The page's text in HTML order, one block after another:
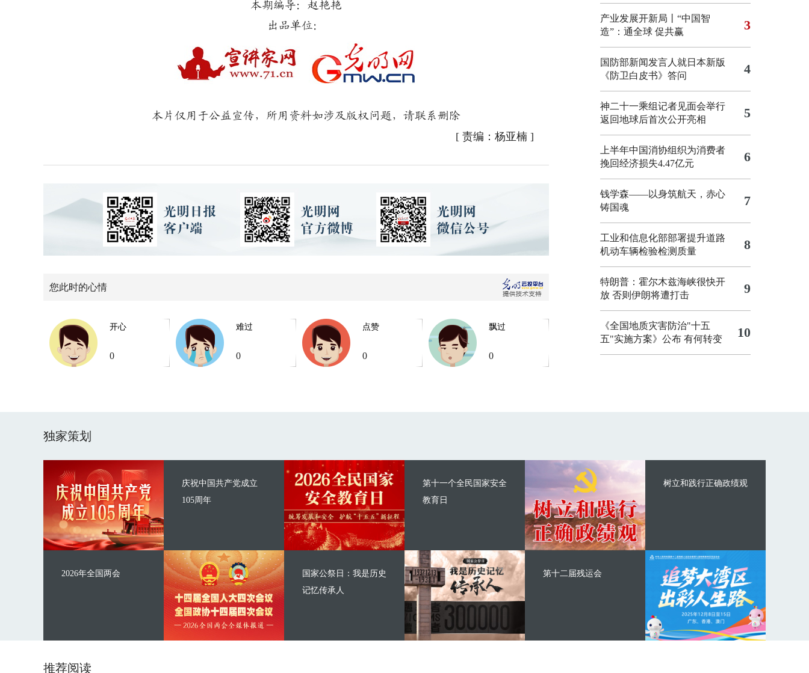
本期编导：赵艳艳
出品单位：
本片仅用于公益宣传，所用资料如涉及版权问题，请联系删除
[ 责编：杨亚楠 ]
您此时的心情
开心
0
难过
0
点赞
0
飘过
0
产业发展开新局丨“中国智
造”：通全球 促共赢
3
国防部新闻发言人就日本新版
《防卫白皮书》答问
4
神二十一乘组记者见面会举行
返回地球后首次公开亮相
5
上半年中国消协组织为消费者
挽回经济损失4.47亿元
6
钱学森——以身筑航天，赤心
铸国魂
7
工业和信息化部部署提升道路
机动车辆检验检测质量
8
特朗普：霍尔木兹海峡很快开
放 否则伊朗将遭打击
9
《全国地质灾害防治"十五
五"实施方案》公布 有何转变
10
独家策划
庆祝中国共产党成立
105周年
2026年全国两会
第十一个全民国家安全
教育日
国家公祭日：我是历史
记忆传承人
树立和践行正确政绩观
第十二届残运会
推荐阅读